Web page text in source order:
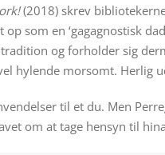
ork!(2018) skrev
som en ‘gagagnostisk
og forholder sig
hylende morsomt. Herlig
til et du. Men
om at tage hensyn til